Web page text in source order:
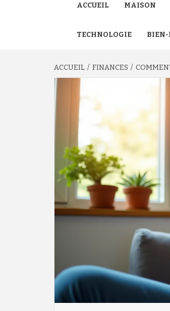
ACCUEIL MAISON
TECHNOLOGIE BIEN-
ACCUEIL FINANCES